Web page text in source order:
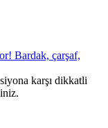
karşı dikkatli